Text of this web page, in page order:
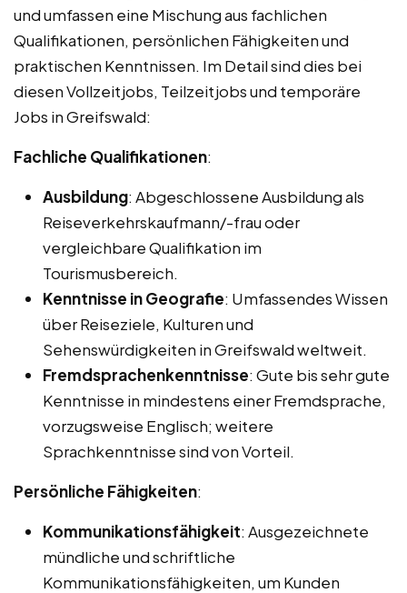
und umfassen eine Mischung aus fachlichen
Qualifikationen, persönlichen Fähigkeiten und
praktischen Kenntnissen. Im Detail sind dies bei
diesen Vollzeitjobs, Teilzeitjobs und temporäre
Jobs in Greifswald:
Fachliche Qualifikationen:
Ausbildung: Abgeschlossene Ausbildung als
Reiseverkehrskaufmann/-frau oder
vergleichbare Qualifikation im
Tourismusbereich.
Kenntnisse in Geografie: Umfassendes Wissen
über Reiseziele, Kulturen und
Sehenswürdigkeiten in Greifswald weltweit.
Fremdsprachenkenntnisse: Gute bis sehr gute
Kenntnisse in mindestens einer Fremdsprache,
vorzugsweise Englisch; weitere
Sprachkenntnisse sind von Vorteil.
Persönliche Fähigkeiten:
Kommunikationsfähigkeit: Ausgezeichnete
mündliche und schriftliche
Kommunikationsfähigkeiten, um Kunden